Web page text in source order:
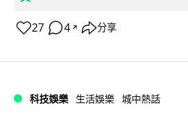
27 4 ↗ 分享
科技娛樂 生活娛樂 城中熱話